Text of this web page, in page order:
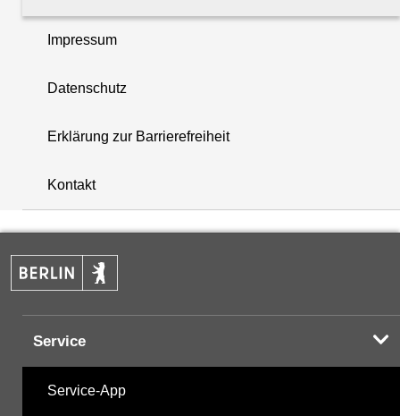
+
−
Impressum
Datenschutz
Erklärung zur Barrierefreiheit
Kontakt
Service
Service-App